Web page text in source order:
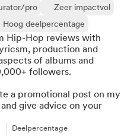
pro
Zeer impactvol
Hoog deelpercentage
Hip-Hop reviews with
production and
of albums and
followers.
a promotional post on my
give advice on your
Deelpercentage